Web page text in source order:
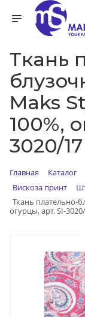
Ткань
Maks
100%,
3020/17
Главная Каталог
Вискоза принт
Ткань плательно-
огурцы, арт. SI-